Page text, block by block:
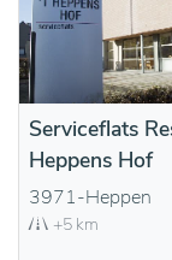
Serviceflats
Heppens Hof
3971-Heppen
+5 km